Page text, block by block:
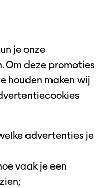
je onze
Om deze promoties
houden maken wij
advertenties je
vaak je een